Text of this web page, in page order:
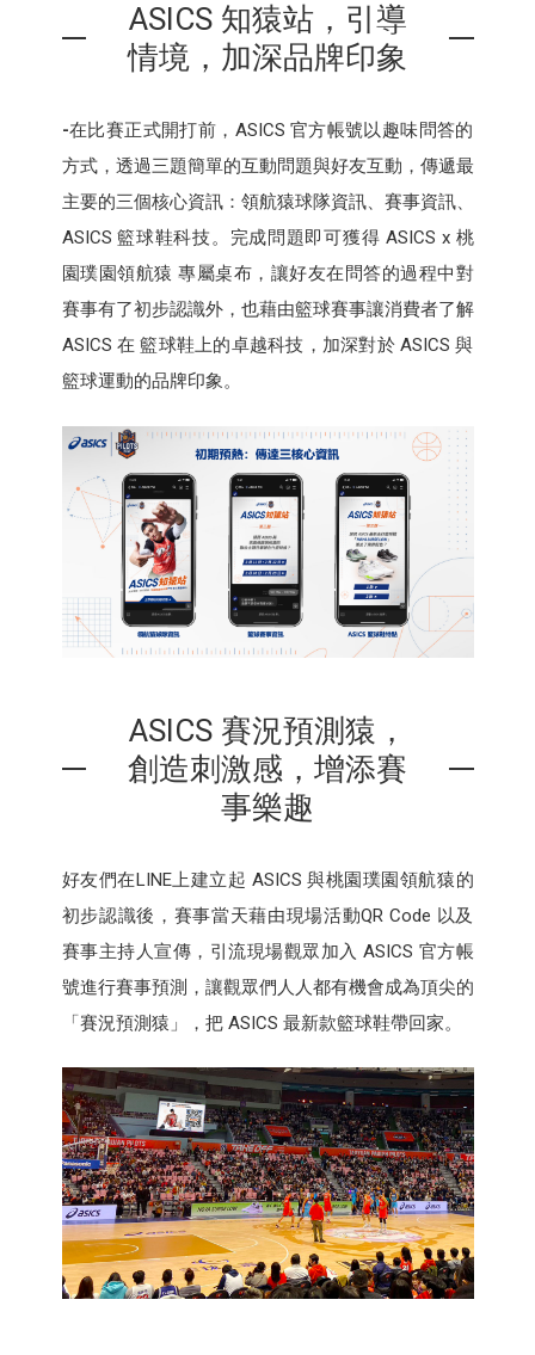
ASICS 知猿站，引導
情境，加深品牌印象
-在比賽正式開打前，ASICS 官方帳號以趣味問答的
方式，透過三題簡單的互動問題與好友互動，傳遞最
主要的三個核心資訊：領航猿球隊資訊、賽事資訊、
ASICS 籃球鞋科技。完成問題即可獲得 ASICS x 桃
園璞園領航猿 專屬桌布，讓好友在問答的過程中對
賽事有了初步認識外，也藉由籃球賽事讓消費者了解
ASICS 在 籃球鞋上的卓越科技，加深對於 ASICS 與
籃球運動的品牌印象。
ASICS 賽況預測猿，
創造刺激感，增添賽
事樂趣
好友們在LINE上建立起 ASICS 與桃園璞園領航猿的
初步認識後，賽事當天藉由現場活動QR Code 以及
賽事主持人宣傳，引流現場觀眾加入 ASICS 官方帳
號進行賽事預測，讓觀眾們人人都有機會成為頂尖的
「賽況預測猿」，把 ASICS 最新款籃球鞋帶回家。